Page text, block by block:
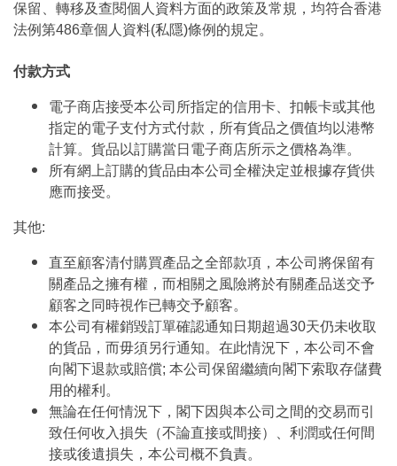
保留、轉移及查閱個人資料方面的政策及常規，均符合香港
法例第486章個人資料(私隱)條例的規定。
付款方式
電子商店接受本公司所指定的信用卡、扣帳卡或其他
指定的電子支付方式付款，所有貨品之價值均以港幣
計算。貨品以訂購當日電子商店所示之價格為準。
所有網上訂購的貨品由本公司全權決定並根據存貨供
應而接受。
其他:
直至顧客清付購買產品之全部款項，本公司將保留有
關產品之擁有權，而相關之風險將於有關產品送交予
顧客之同時視作已轉交予顧客。
本公司有權銷毀訂單確認通知日期超過30天仍未收取
的貨品，而毋須另行通知。在此情況下，本公司不會
向閣下退款或賠償; 本公司保留繼續向閣下索取存儲費
用的權利。
無論在任何情況下，閣下因與本公司之間的交易而引
致任何收入損失（不論直接或間接）、利潤或任何間
接或後遺損失，本公司概不負責。